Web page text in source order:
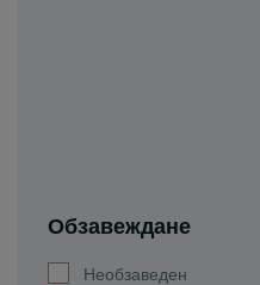
Обзавеждане
Необзаведен